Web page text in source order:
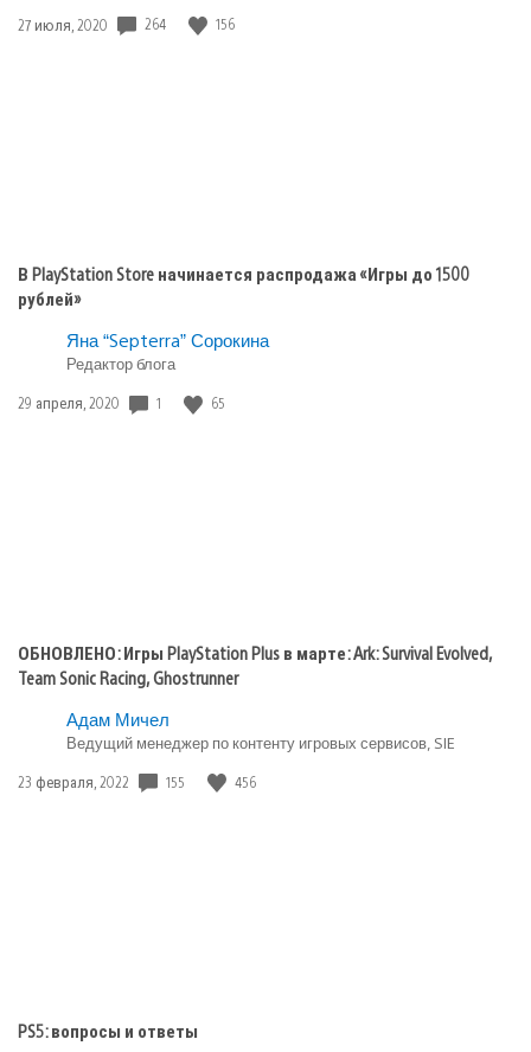
Игры
playstation
Дата
27 июля, 2020 264 156
В PlayStation Store начинается распродажа «Игры до 1500
рублей»
Яна “Septerra” Сорокина
Редактор блога
Дата
29 апреля, 2020 1 65
ОБНОВЛЕНО: Игры PlayStation Plus в марте: Ark: Survival Evolved,
Team Sonic Racing, Ghostrunner
Адам Мичел
Ведущий менеджер по контенту игровых сервисов, SIE
Дата
23 февраля, 2022 155 456
PS5: вопросы и ответы